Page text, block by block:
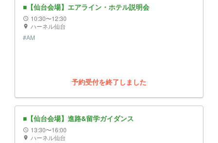
■【仙台会場】エアライン・ホテル説明会
schedule 10:30〜12:30
location_on ハーネル仙台
#AM
予約受付を終了しました
■【仙台会場】進路&留学ガイダンス
schedule 13:30〜16:00
location_on ハーネル仙台